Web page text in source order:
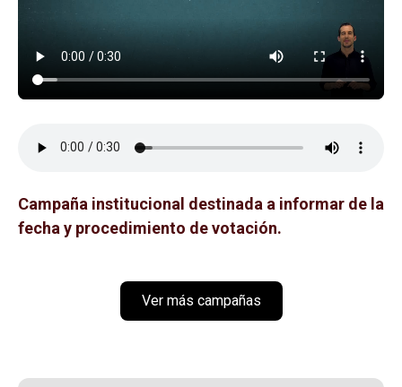
Campaña institucional destinada a informar de la
fecha y procedimiento de votación.
Ver más campañas